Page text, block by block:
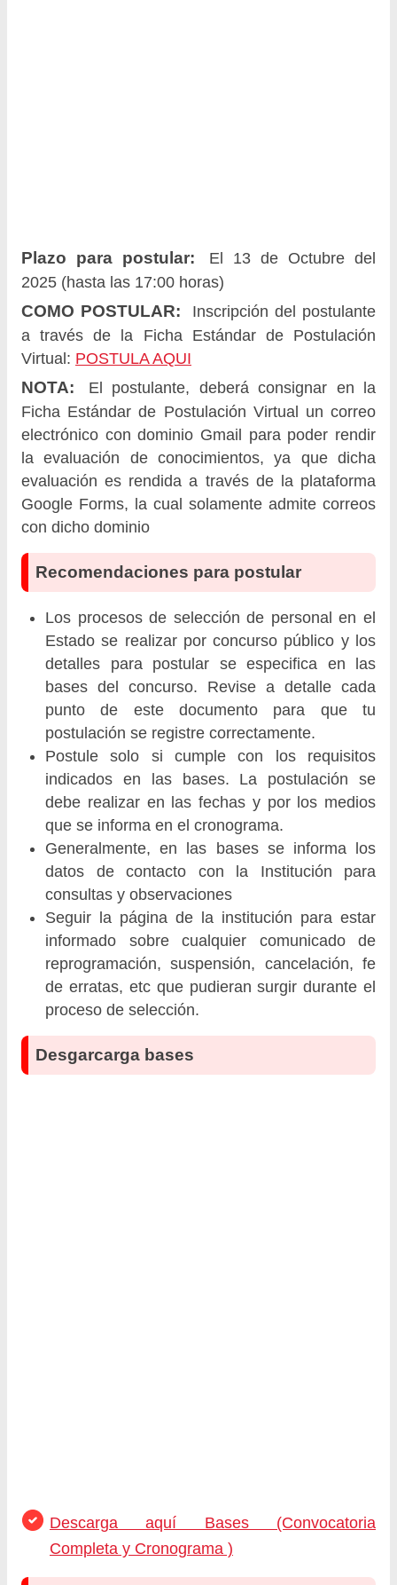
Plazo para postular:
El 13 de Octubre del
2025 (hasta las 17:00 horas)
COMO POSTULAR:
Inscripción del postulante
a través de la Ficha Estándar de Postulación
Virtual: POSTULA AQUI
NOTA:
El postulante, deberá consignar en la
Ficha Estándar de Postulación Virtual un correo
electrónico con dominio Gmail para poder rendir
la evaluación de conocimientos, ya que dicha
evaluación es rendida a través de la plataforma
Google Forms, la cual solamente admite correos
con dicho dominio
Recomendaciones para postular
Los procesos de selección de personal en el
Estado se realizar por concurso público y los
detalles para postular se especifica en las
bases del concurso. Revise a detalle cada
punto de este documento para que tu
postulación se registre correctamente.
Postule solo si cumple con los requisitos
indicados en las bases. La postulación se
debe realizar en las fechas y por los medios
que se informa en el cronograma.
Generalmente, en las bases se informa los
datos de contacto con la Institución para
consultas y observaciones
Seguir la página de la institución para estar
informado sobre cualquier comunicado de
reprogramación, suspensión, cancelación, fe
de erratas, etc que pudieran surgir durante el
proceso de selección.
Desgarcarga bases
Descarga aquí Bases (Convocatoria
Completa y Cronograma )